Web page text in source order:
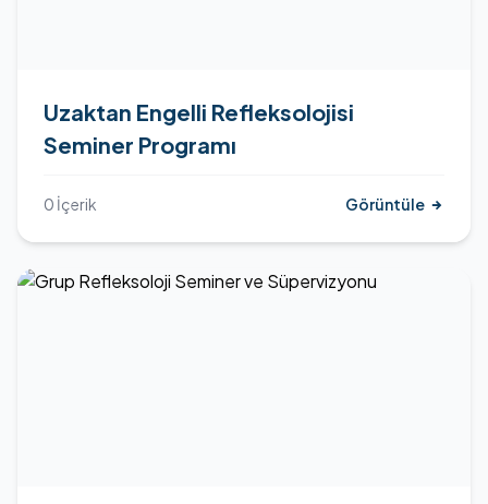
Uzaktan Engelli Refleksolojisi
Seminer Programı
0 İçerik Görüntüle